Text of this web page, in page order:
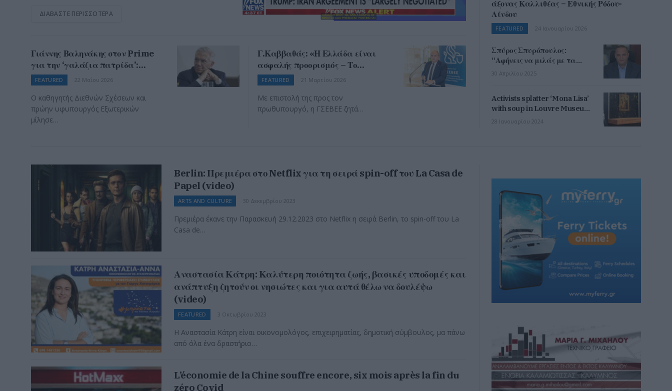
ΔΙΑΒΆΣΤΕ ΠΕΡΙΣΣΌΤΕΡΑ
Γιάννης Βαληνάκης στον Prime
για την ‘γαλάζια πατρίδα’:
«Χρειάζεται εγρήγορση και
σχέδιο» (ηχητικό)
FEATURED 22 Μαΐου 2026
Ο καθηγητής Διεθνών Σχέσεων και
πρώην υφυπουργός Εξωτερικών
μίλησε…
Γ.Καββαθάς: «Η Ελλάδα είναι
ασφαλής προορισμός – Το
πλαφόν πρέπει να επιβληθεί στα
διυλιστήρια» (ηχητικό)
FEATURED 21 Μαρτίου 2026
Με επιστολή της προς τον
πρωθυπουργό, η ΓΣΕΒΕΕ ζητά…
άξονας Καλλιθέας – Εθνικής Ρόδου-
Λίνδου
FEATURED 24 Ιανουαρίου 2026
Σπύρος Σπυρόπουλος:
“Αφήνεις να μιλάς με τα
έργα σου και αφήνεις τα
πολλά λόγια – Αρμονική η
ΠΝΑι επί Καμπουράκη”
(ηχητικό)
30 Απριλίου 2025
Activists splatter ‘Mona Lisa’
with soup in Louvre Museum
in Paris
28 Ιανουαρίου 2024
Berlin: Πρεμιέρα στο Netflix για τη σειρά spin-off του La Casa de
Papel (video)
ARTS AND CULTURE 30 Δεκεμβρίου 2023
Πρεμιέρα έκανε την Παρασκευή 29.12.2023 στο Netflix η σειρά Berlin, το spin-off του La
Casa de…
Αναστασία Κάτρη: Καλύτερη ποιότητα ζωής, βασικές υποδομές και
ανάπτυξη ζητούν οι νησιώτες και για αυτά θέλω να δουλέψω
(video)
FEATURED 3 Οκτωβρίου 2023
Η Αναστασία Κάτρη είναι οικονομολόγος, επιχειρηματίας, δημοτική σύμβουλος, μα πάνω
από όλα ένα δραστήριο…
L’économie de la Chine souffre encore, six mois après la fin du
zéro Covid